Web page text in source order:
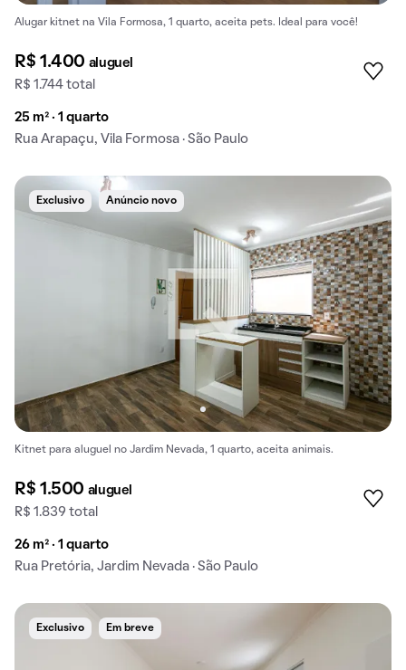
Alugar kitnet na Vila Formosa, 1 quarto, aceita pets. Ideal para você!
R$ 1.400 aluguel
R$ 1.744 total
25 m² · 1 quarto
Rua Arapaçu, Vila Formosa · São Paulo
Exclusivo Anúncio novo
Kitnet para aluguel no Jardim Nevada, 1 quarto, aceita animais.
R$ 1.500 aluguel
R$ 1.839 total
26 m² · 1 quarto
Rua Pretória, Jardim Nevada · São Paulo
Exclusivo Em breve